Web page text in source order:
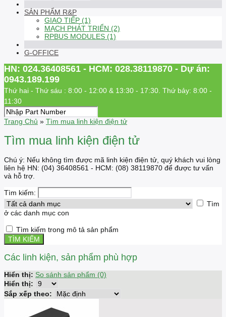
SẢN PHẨM R&P
GIAO TIẾP (1)
MẠCH PHÁT TRIỂN (2)
RPBUS MODULES (1)
G-OFFICE
HN: 024.36408561 - HCM: 028.38119870 - Dự án:
0943.189.199
Thứ hai - Thứ sáu : 8:00 - 12:00 & 13:30 - 17:30. Thứ bảy: 8:00 -
11:30
Trang Chủ » Tìm mua linh kiện điện tử
Tìm mua linh kiện điện tử
Chú ý: Nếu không tìm được mã linh kiện điện tử, quý khách vui lòng
liên hệ HN: (04) 36408561 - HCM: (08) 38119870 để được tư vấn
và hỗ trợ.
Tìm kiếm:
Tìm
ở các danh mục con
Tìm kiếm trong mô tả sản phẩm
Các linh kiện, sản phẩm phù hợp
Hiển thị: So sánh sản phẩm (0)
Hiển thị:
Sắp xếp theo: